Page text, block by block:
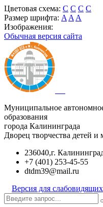
Цветовая схема: C C C C
Размер шрифта: A A A
Изображения:
Обычная версия сайта
Муниципальное
образования
города Калининграда
Дворец творчества детей и
236040,г.
+7 (401) 253-45-55
dtdm39@mail.ru
Версия для слабовидящих